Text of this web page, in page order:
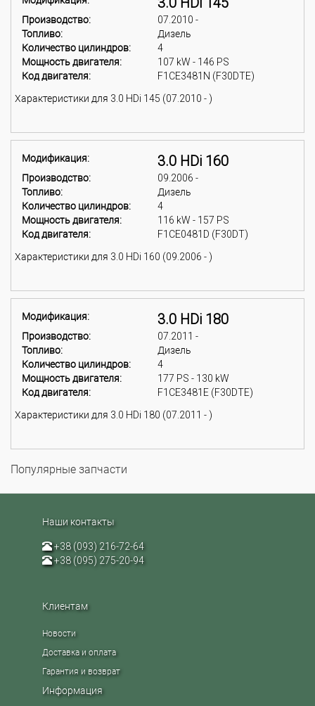
Производство:
07.2010 -
Топливо:
Дизель
Количество цилиндров:
4
Мощность двигателя:
107 kW - 146 PS
Код двигателя:
F1CE3481N (F30DTE)
Характеристики для 3.0 HDi 145 (07.2010 - )
Модификация: 3.0 HDi 160
Производство:
09.2006 -
Топливо:
Дизель
Количество цилиндров:
4
Мощность двигателя:
116 kW - 157 PS
Код двигателя:
F1CE0481D (F30DT)
Характеристики для 3.0 HDi 160 (09.2006 - )
Модификация: 3.0 HDi 180
Производство:
07.2011 -
Топливо:
Дизель
Количество цилиндров:
4
Мощность двигателя:
177 PS - 130 kW
Код двигателя:
F1CE3481E (F30DTE)
Характеристики для 3.0 HDi 180 (07.2011 - )
Популярные запчасти
Наши контакты
+38 (093) 216-72-64
+38 (095) 275-20-94
Клиентам
Новости
Доставка и оплата
Гарантия и возврат
Информация